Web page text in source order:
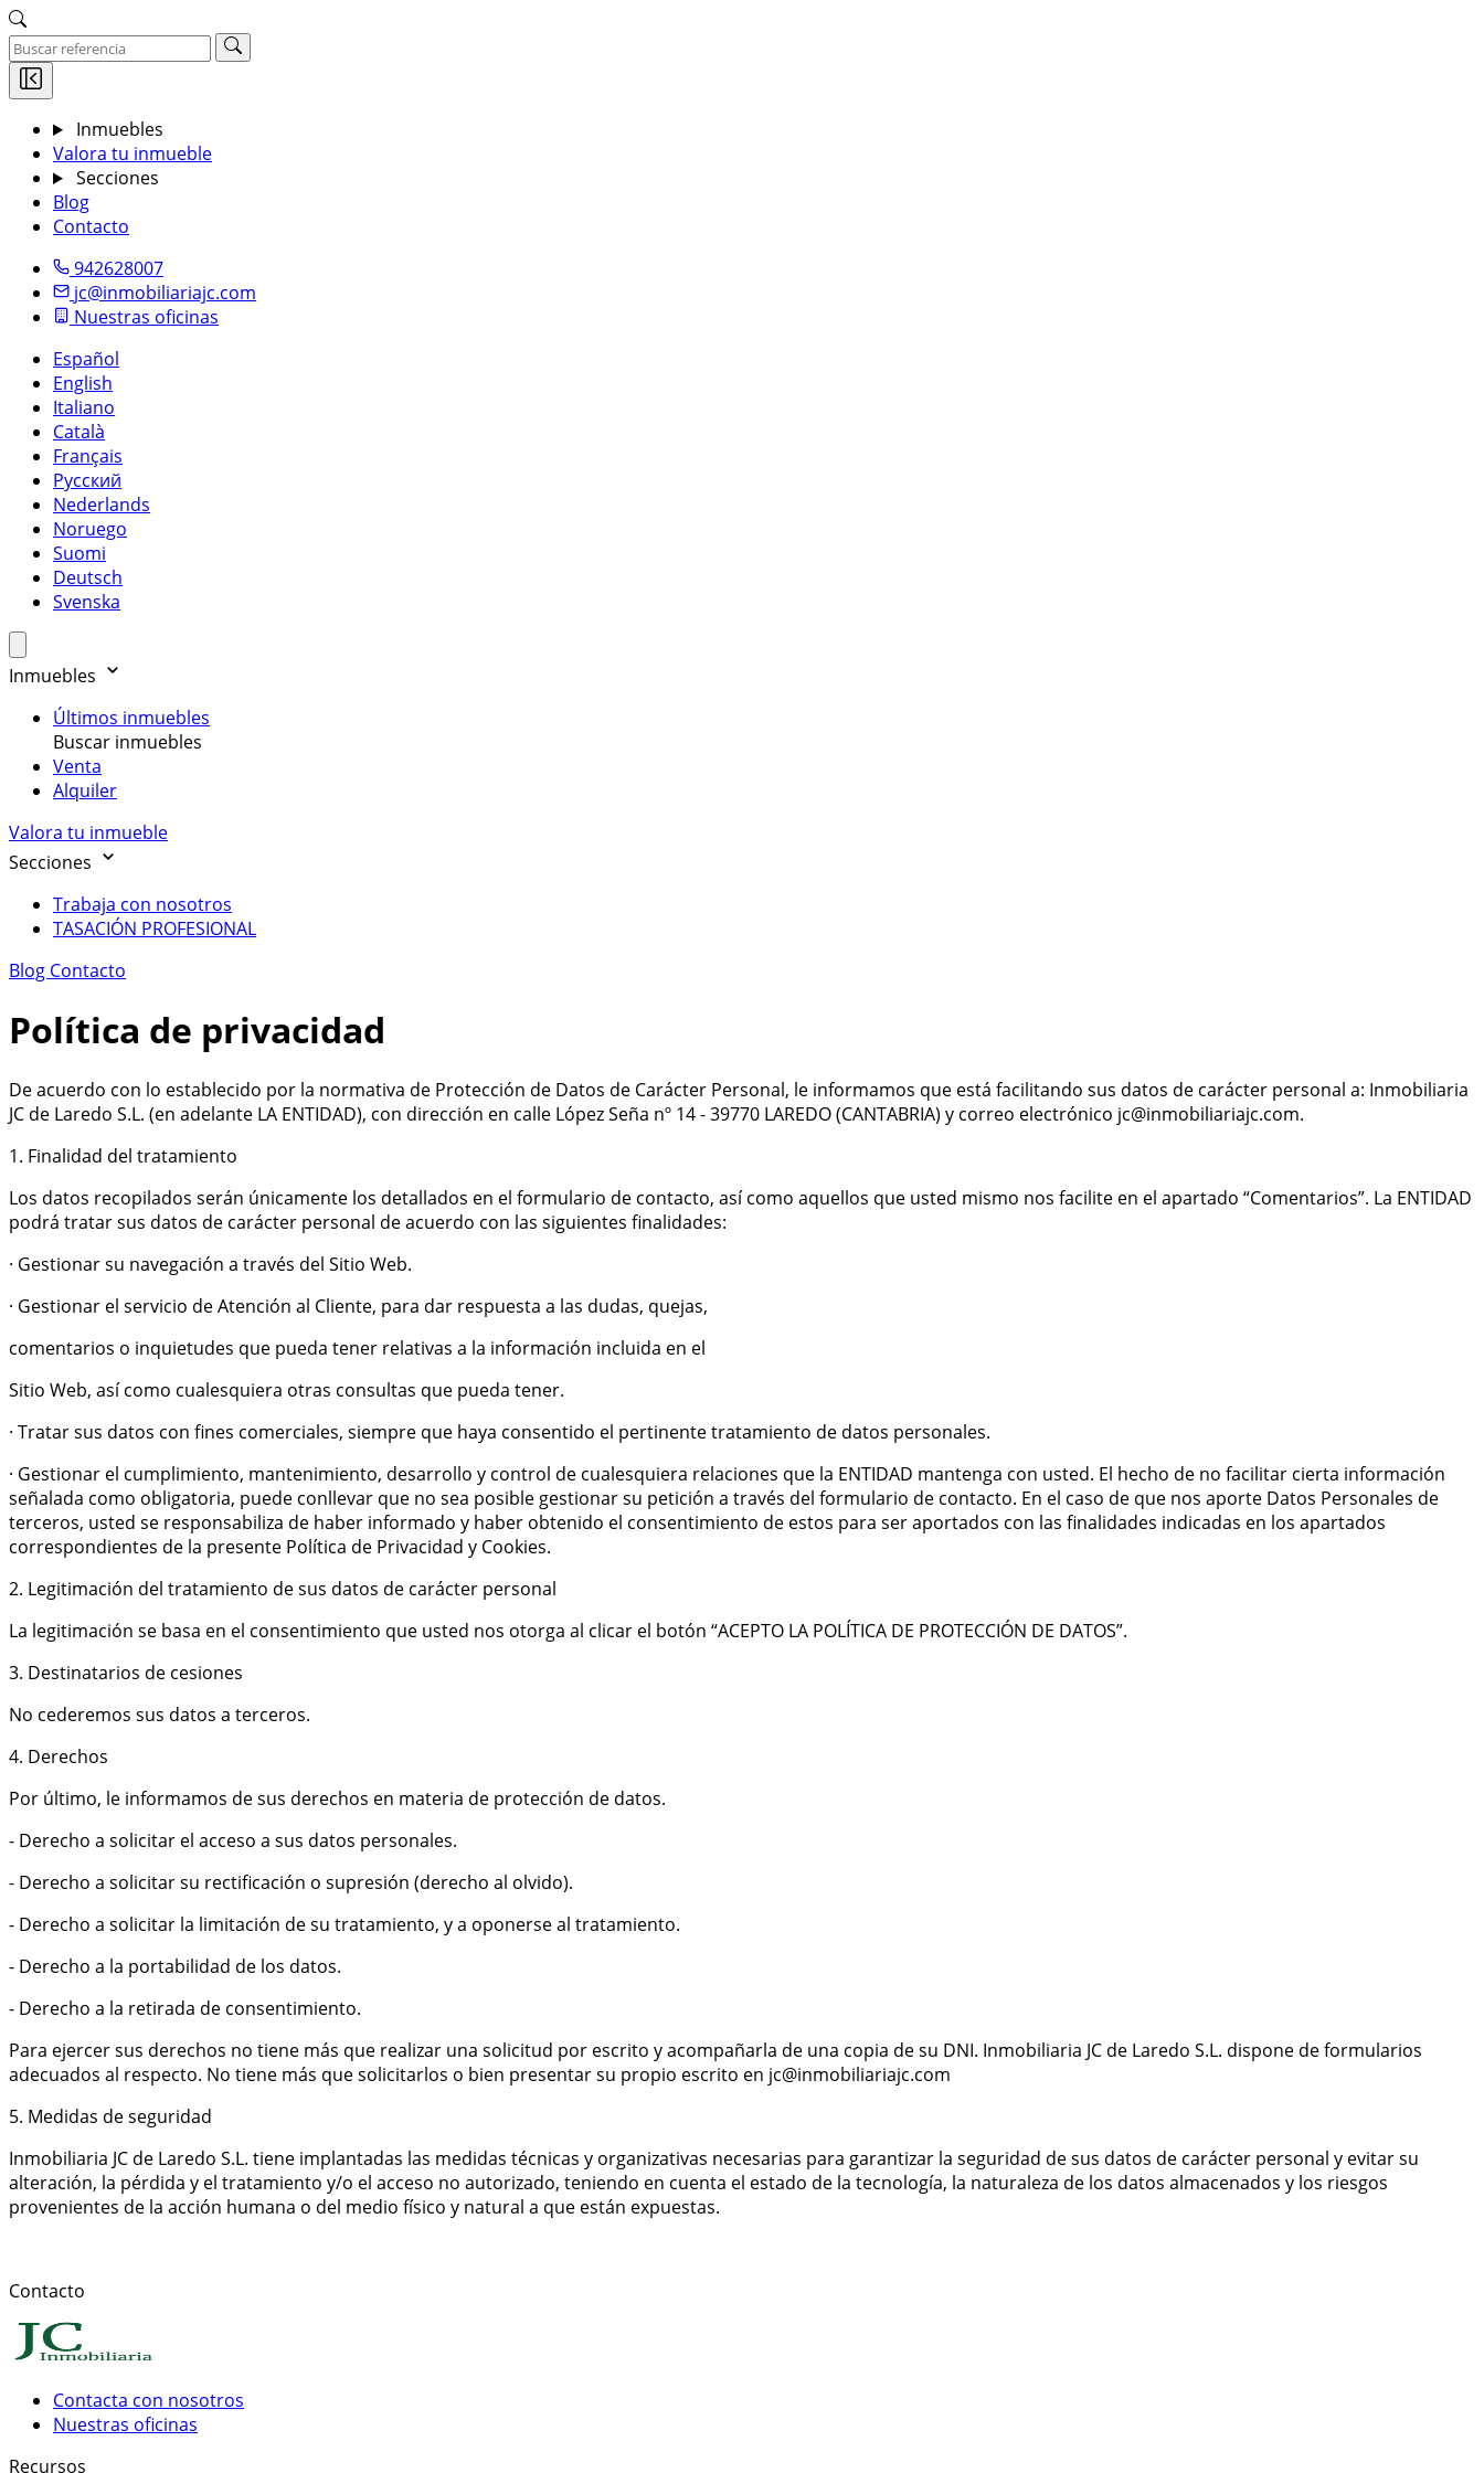
Inmuebles
Valora tu inmueble
Secciones
Blog
Contacto
942628007
jc@inmobiliariajc.com
Nuestras oficinas
Español
English
Italiano
Català
Français
Русский
Nederlands
Noruego
Suomi
Deutsch
Svenska
Inmuebles
Últimos inmuebles
Buscar inmuebles
Venta
Alquiler
Valora tu inmueble
Secciones
Trabaja con nosotros
TASACIÓN PROFESIONAL
Blog Contacto
Política de privacidad
De acuerdo con lo establecido por la normativa de Protección de Datos de Carácter Personal, le informamos que está facilitando sus datos de carácter personal a: Inmobiliaria
JC de Laredo S.L. (en adelante LA ENTIDAD), con dirección en calle López Seña nº 14 - 39770 LAREDO (CANTABRIA) y correo electrónico jc@inmobiliariajc.com.
1. Finalidad del tratamiento
Los datos recopilados serán únicamente los detallados en el formulario de contacto, así como aquellos que usted mismo nos facilite en el apartado “Comentarios”. La ENTIDAD
podrá tratar sus datos de carácter personal de acuerdo con las siguientes finalidades:
· Gestionar su navegación a través del Sitio Web.
· Gestionar el servicio de Atención al Cliente, para dar respuesta a las dudas, quejas,
comentarios o inquietudes que pueda tener relativas a la información incluida en el
Sitio Web, así como cualesquiera otras consultas que pueda tener.
· Tratar sus datos con fines comerciales, siempre que haya consentido el pertinente tratamiento de datos personales.
· Gestionar el cumplimiento, mantenimiento, desarrollo y control de cualesquiera relaciones que la ENTIDAD mantenga con usted. El hecho de no facilitar cierta información
señalada como obligatoria, puede conllevar que no sea posible gestionar su petición a través del formulario de contacto. En el caso de que nos aporte Datos Personales de
terceros, usted se responsabiliza de haber informado y haber obtenido el consentimiento de estos para ser aportados con las finalidades indicadas en los apartados
correspondientes de la presente Política de Privacidad y Cookies.
2. Legitimación del tratamiento de sus datos de carácter personal
La legitimación se basa en el consentimiento que usted nos otorga al clicar el botón “ACEPTO LA POLÍTICA DE PROTECCIÓN DE DATOS”.
3. Destinatarios de cesiones
No cederemos sus datos a terceros.
4. Derechos
Por último, le informamos de sus derechos en materia de protección de datos.
- Derecho a solicitar el acceso a sus datos personales.
- Derecho a solicitar su rectificación o supresión (derecho al olvido).
- Derecho a solicitar la limitación de su tratamiento, y a oponerse al tratamiento.
- Derecho a la portabilidad de los datos.
- Derecho a la retirada de consentimiento.
Para ejercer sus derechos no tiene más que realizar una solicitud por escrito y acompañarla de una copia de su DNI. Inmobiliaria JC de Laredo S.L. dispone de formularios
adecuados al respecto. No tiene más que solicitarlos o bien presentar su propio escrito en jc@inmobiliariajc.com
5. Medidas de seguridad
Inmobiliaria JC de Laredo S.L. tiene implantadas las medidas técnicas y organizativas necesarias para garantizar la seguridad de sus datos de carácter personal y evitar su
alteración, la pérdida y el tratamiento y/o el acceso no autorizado, teniendo en cuenta el estado de la tecnología, la naturaleza de los datos almacenados y los riesgos
provenientes de la acción humana o del medio físico y natural a que están expuestas.
Contacto
Contacta con nosotros
Nuestras oficinas
Recursos